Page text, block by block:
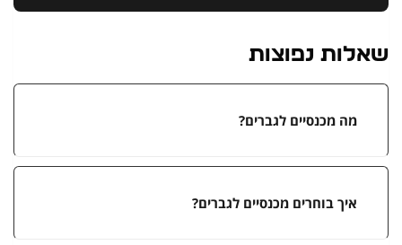
שאלות נפוצות
מה מכנסיים לגברים?
איך בוחרים מכנסיים לגברים?